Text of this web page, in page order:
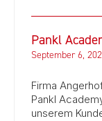
Pankl
September 6,
Firma
Pankl
unserem